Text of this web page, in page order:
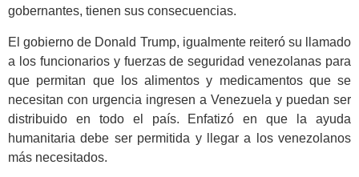
gobernantes, tienen sus consecuencias.
El gobierno de Donald Trump, igualmente reiteró su llamado
a los funcionarios y fuerzas de seguridad venezolanas para
que permitan que los alimentos y medicamentos que se
necesitan con urgencia ingresen a Venezuela y puedan ser
distribuido en todo el país. Enfatizó en que la ayuda
humanitaria debe ser permitida y llegar a los venezolanos
más necesitados.